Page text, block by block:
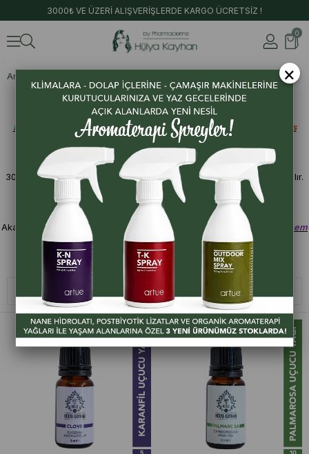
3000₺ VE ÜZERİ ALIŞVERİŞLERDE KARGO ÜCRETSİZ !
0
Anasayfa
1.ADIM - UYUZ SPREYİ:
Flymix içerisine 10 damlaNeem Uçucu Yağıve 10 Damla
Okaliptus
Uçucu Yağıdamlatılır ve tüm vücuda sıkılır
2.ADIM - UYUZ KARIŞIMI:
30 Ml Cocos (Hindistan Cevizi Yağı)ve 30 damlaNeem yağı
karıştırılır.
Uyuz spreyi sıkıldıktan sonra yine tüm vücuda uygulanır.
3.ADIM - EŞYALARIN TEMİZLENMESİ:
Akar Sprey içerisine 20 damla Okaliptus Uçucu yağı ve 20 damla
Neem
Uçucu yağı
nı karıştırarak tüm eşyalarınıza uygulayınız.
Filtreleme
Sıralama
×